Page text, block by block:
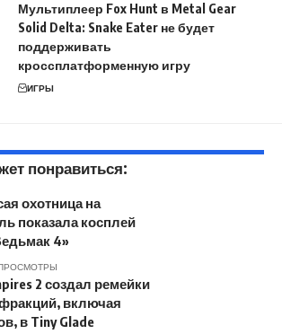
Мультиплеер Fox Hunt в Metal Gear
Solid Delta: Snake Eater не будет
поддерживать
кроссплатформенную игру
ИГРЫ
понравиться:
охотница на
показала косплей
4»
2 создал ремейки
включая
в Tiny Glade